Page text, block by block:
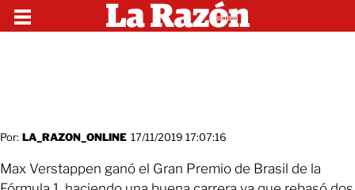
Por: LA_RAZON_ONLINE 17/11/2019 17:07:16
Max Verstappen ganó el Gran Premio de Brasil de la